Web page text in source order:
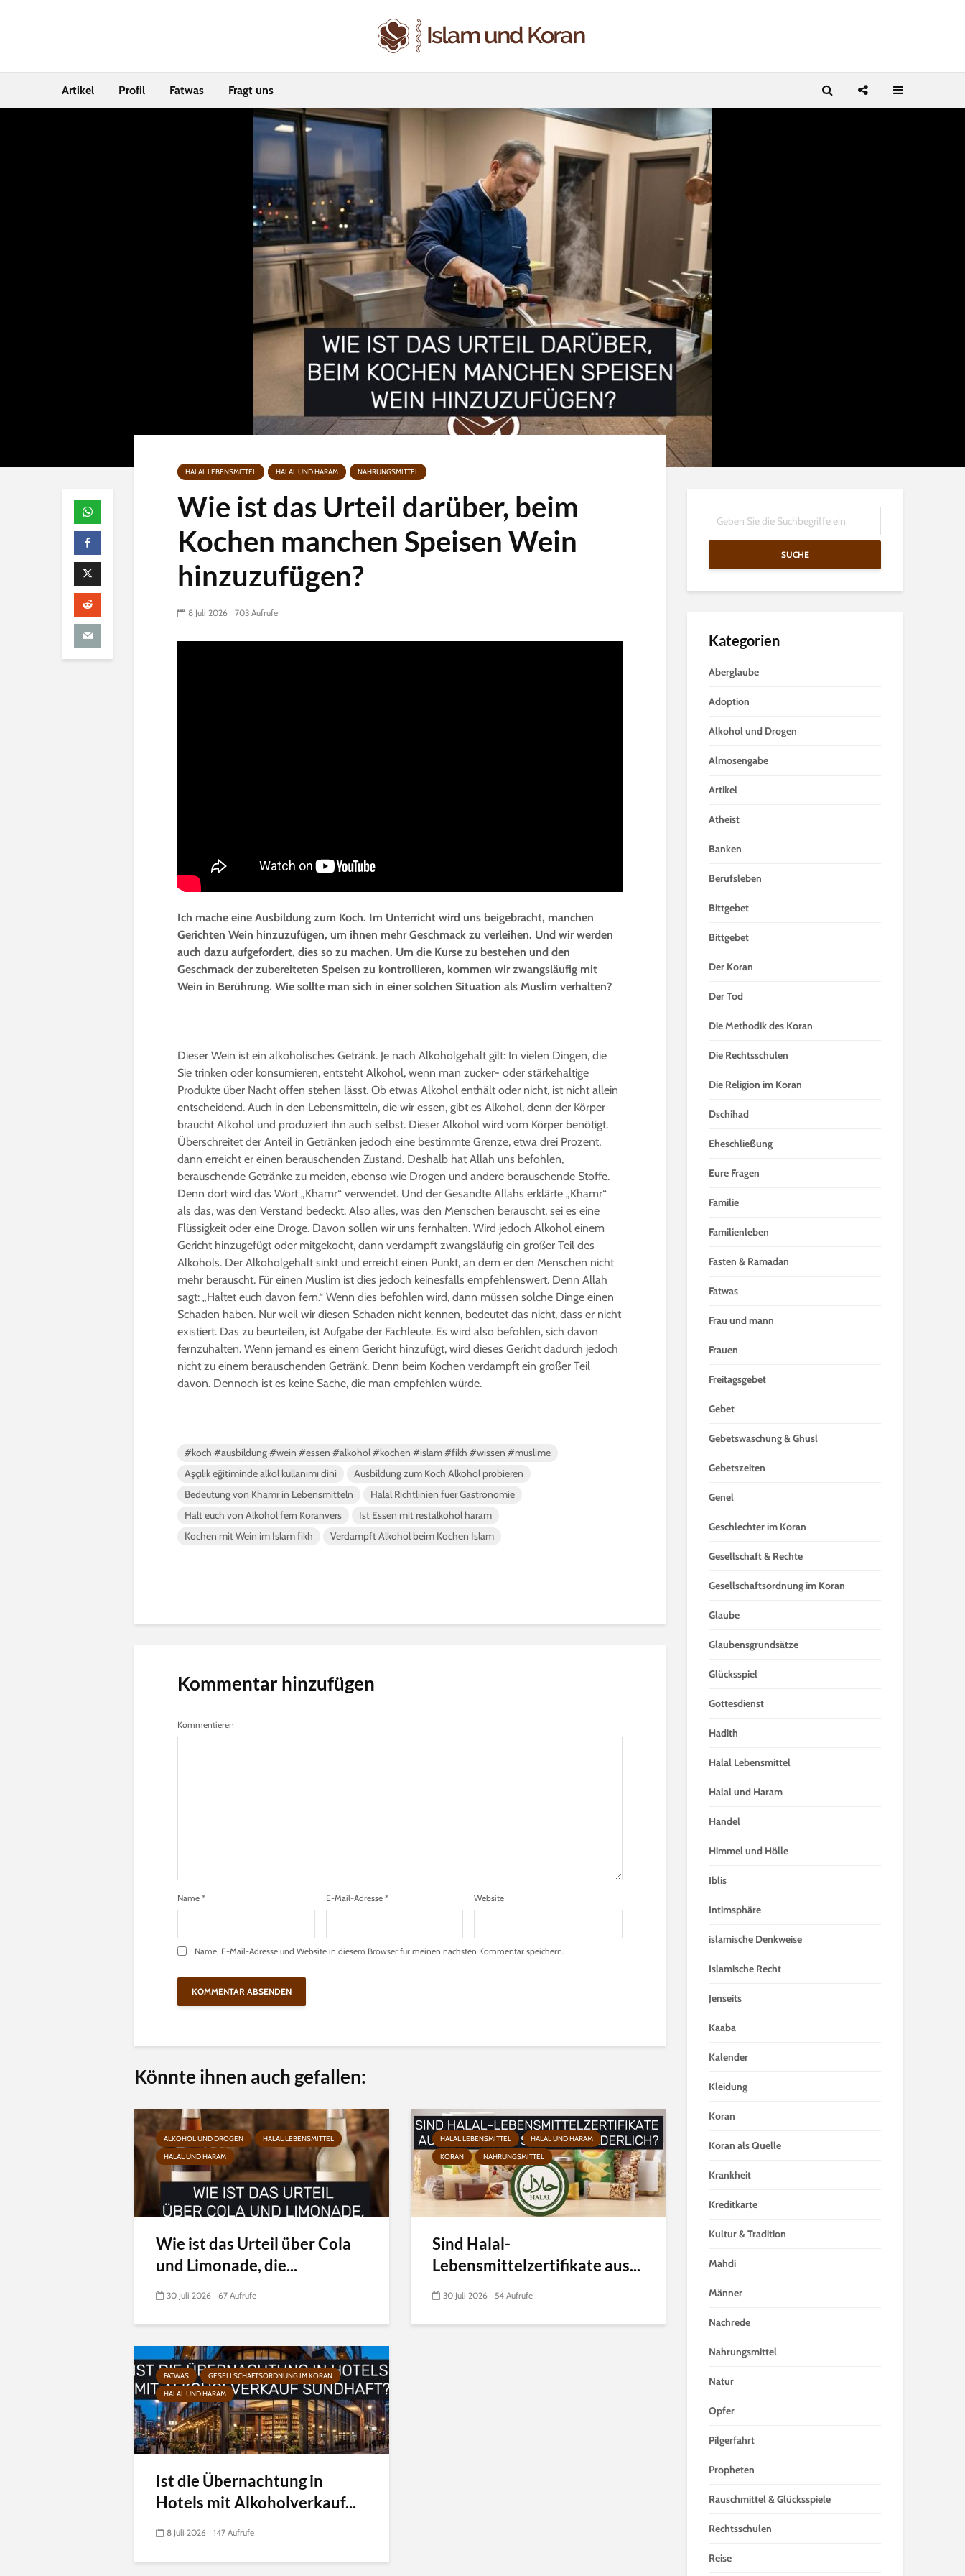
Artikel Profil Fatwas Fragt uns
HALAL LEBENSMITTEL HALAL UND HARAM NAHRUNGSMITTEL
Wie ist das Urteil darüber, beim
Kochen manchen Speisen Wein
hinzuzufügen?
8 Juli 2026 703 Aufrufe
Ich mache eine Ausbildung zum Koch. Im Unterricht wird uns beigebracht, manchen
Gerichten Wein hinzuzufügen, um ihnen mehr Geschmack zu verleihen. Und wir werden
auch dazu aufgefordert, dies so zu machen. Um die Kurse zu bestehen und den
Geschmack der zubereiteten Speisen zu kontrollieren, kommen wir zwangsläufig mit
Wein in Berührung. Wie sollte man sich in einer solchen Situation als Muslim verhalten?
Dieser Wein ist ein alkoholisches Getränk. Je nach Alkoholgehalt gilt: In vielen Dingen, die
Sie trinken oder konsumieren, entsteht Alkohol, wenn man zucker- oder stärkehaltige
Produkte über Nacht offen stehen lässt. Ob etwas Alkohol enthält oder nicht, ist nicht allein
entscheidend. Auch in den Lebensmitteln, die wir essen, gibt es Alkohol, denn der Körper
braucht Alkohol und produziert ihn auch selbst. Dieser Alkohol wird vom Körper benötigt.
Überschreitet der Anteil in Getränken jedoch eine bestimmte Grenze, etwa drei Prozent,
dann erreicht er einen berauschenden Zustand. Deshalb hat Allah uns befohlen,
berauschende Getränke zu meiden, ebenso wie Drogen und andere berauschende Stoffe.
Denn dort wird das Wort „Khamr“ verwendet. Und der Gesandte Allahs erklärte „Khamr“
als das, was den Verstand bedeckt. Also alles, was den Menschen berauscht, sei es eine
Flüssigkeit oder eine Droge. Davon sollen wir uns fernhalten. Wird jedoch Alkohol einem
Gericht hinzugefügt oder mitgekocht, dann verdampft zwangsläufig ein großer Teil des
Alkohols. Der Alkoholgehalt sinkt und erreicht einen Punkt, an dem er den Menschen nicht
mehr berauscht. Für einen Muslim ist dies jedoch keinesfalls empfehlenswert. Denn Allah
sagt: „Haltet euch davon fern.“ Wenn dies befohlen wird, dann müssen solche Dinge einen
Schaden haben. Nur weil wir diesen Schaden nicht kennen, bedeutet das nicht, dass er nicht
existiert. Das zu beurteilen, ist Aufgabe der Fachleute. Es wird also befohlen, sich davon
fernzuhalten. Wenn jemand es einem Gericht hinzufügt, wird dieses Gericht dadurch jedoch
nicht zu einem berauschenden Getränk. Denn beim Kochen verdampft ein großer Teil
davon. Dennoch ist es keine Sache, die man empfehlen würde.
#koch #ausbildung #wein #essen #alkohol #kochen #islam #fikh #wissen #muslime
Aşçılık eğitiminde alkol kullanımı dini
Ausbildung zum Koch Alkohol probieren
Bedeutung von Khamr in Lebensmitteln
Halal Richtlinien fuer Gastronomie
Halt euch von Alkohol fern Koranvers
Ist Essen mit restalkohol haram
Kochen mit Wein im Islam fikh
Verdampft Alkohol beim Kochen Islam
Kommentar hinzufügen
Kommentieren
Name * E-Mail-Adresse * Website
Name, E-Mail-Adresse und Website in diesem Browser für meinen nächsten Kommentar speichern.
Könnte ihnen auch gefallen:
ALKOHOL UND DROGEN
HALAL LEBENSMITTEL
HALAL UND HARAM
Wie ist das Urteil über Cola
und Limonade, die...
30 Juli 2026 67 Aufrufe
HALAL LEBENSMITTEL
HALAL UND HARAM
KORAN
NAHRUNGSMITTEL
Sind Halal-
Lebensmittelzertifikate aus...
30 Juli 2026 54 Aufrufe
FATWAS
GESELLSCHAFTSORDNUNG IM KORAN
HALAL UND HARAM
Ist die Übernachtung in
Hotels mit Alkoholverkauf...
8 Juli 2026 147 Aufrufe
SUCHE
Kategorien
Aberglaube
Adoption
Alkohol und Drogen
Almosengabe
Artikel
Atheist
Banken
Berufsleben
Bittgebet
Bittgebet
Der Koran
Der Tod
Die Methodik des Koran
Die Rechtsschulen
Die Religion im Koran
Dschihad
Eheschließung
Eure Fragen
Familie
Familienleben
Fasten & Ramadan
Fatwas
Frau und mann
Frauen
Freitagsgebet
Gebet
Gebetswaschung & Ghusl
Gebetszeiten
Genel
Geschlechter im Koran
Gesellschaft & Rechte
Gesellschaftsordnung im Koran
Glaube
Glaubensgrundsätze
Glücksspiel
Gottesdienst
Hadith
Halal Lebensmittel
Halal und Haram
Handel
Himmel und Hölle
Iblis
Intimsphäre
islamische Denkweise
Islamische Recht
Jenseits
Kaaba
Kalender
Kleidung
Koran
Koran als Quelle
Krankheit
Kreditkarte
Kultur & Tradition
Mahdi
Männer
Nachrede
Nahrungsmittel
Natur
Opfer
Pilgerfahrt
Propheten
Rauschmittel & Glücksspiele
Rechtsschulen
Reise